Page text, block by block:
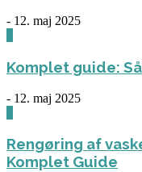
- 12. maj 2025
Komplet guide:
- 12. maj 2025
Rengøring af
Komplet Guide